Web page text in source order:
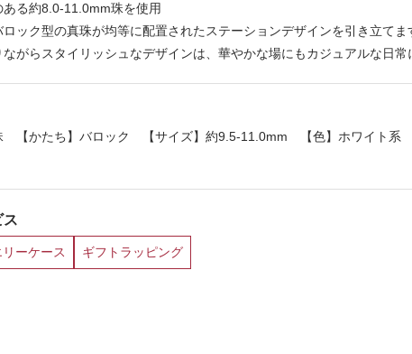
る約8.0-11.0mm珠を使用
ック型の真珠が均等に配置されたステーションデザインを引き立てま
がらスタイリッシュなデザインは、華やかな場にもカジュアルな日常
【かたち】バロック 【サイズ】約9.5-11.0mm 【色】ホワイト
ス
ーケース ギフトラッピング